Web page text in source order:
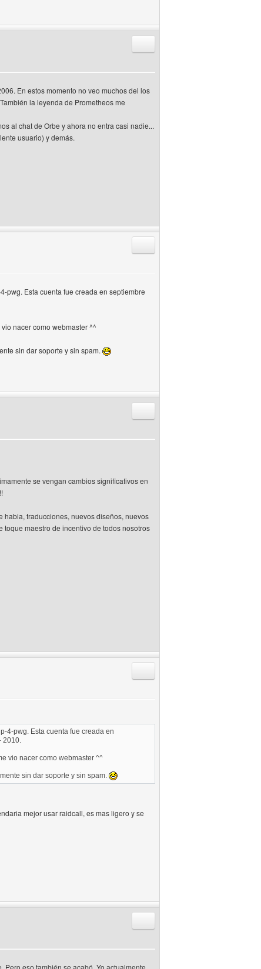
En estos momento no veo muchos del los
la leyenda de Prometheos me
al chat de Orbe y ahora no entra casi nadie...
usuario) y demás.
pwg. Esta cuenta fue creada en septiembre
nacer como webmaster ^^
sin dar soporte y sin spam.
se vengan cambios significativos en
traducciones, nuevos diseños, nuevos
maestro de incentivo de todos nosotros
4-pwg. Esta cuenta fue creada en
2010.
vio nacer como webmaster ^^
sin dar soporte y sin spam.
mejor usar raidcall, es mas ligero y se
eso también se acabó. Yo actualmente